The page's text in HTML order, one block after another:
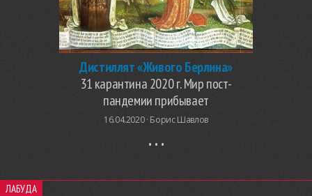
Дистиллят «Живого Берлина»
31 карантина 2020 г. Мир пост-
пандемии прибывает
16.04.2020 · Борис Шавлов
ЛАБУДА